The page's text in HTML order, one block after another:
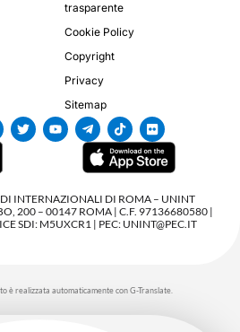
trasparente
Cookie Policy
Copyright
Privacy
Sitemap
INTERNAZIONALI DI ROMA – UNINT
200 – 00147 ROMA | C.F. 97136680580 |
SDI: M5UXCR1 | PEC: UNINT@PEC.IT
è realizzata automaticamente con G-Translate.